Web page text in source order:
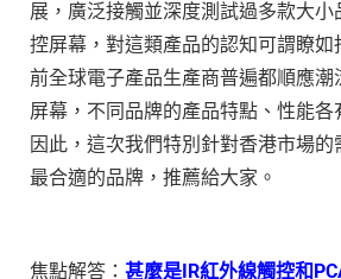
展，廣泛接觸並深度測試過多款大小
控屏幕，對這類產品的認知可謂瞭如
前全球電子產品生產商普遍都順應潮
屏幕，不同品牌的產品特點、性能各
因此，這次我們特別針對香港市場的
最合適的品牌，推薦給大家。
焦點解答： 甚麼是IR紅外線觸控和